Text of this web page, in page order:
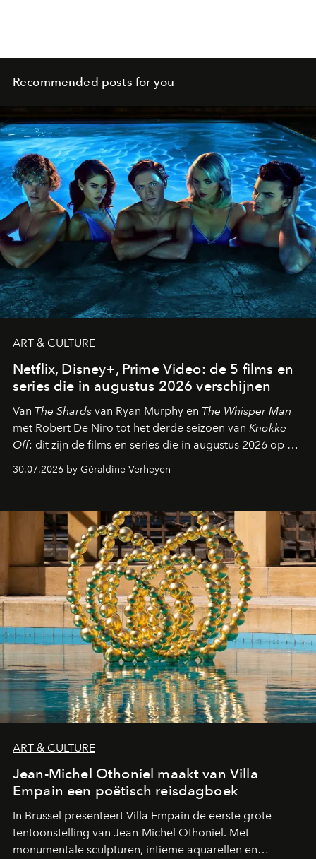
Recommended posts for you
ART & CULTURE
Netflix, Disney+, Prime Video: de 5 films en
series die in augustus 2026 verschijnen
Van The Shards van Ryan Murphy en The Whisper Man
met Robert De Niro tot het derde seizoen van Knokke
Off: dit zijn de films en series die in augustus 2026 op de
streamingplatformen verschijnen.
30.07.2026 by Géraldine Verheyen
ART & CULTURE
Jean-Michel Othoniel maakt van Villa
Empain een poëtisch reisdagboek
In Brussel presenteert Villa Empain de eerste grote
tentoonstelling van Jean-Michel Othoniel. Met
monumentale sculpturen, intieme aquarellen en